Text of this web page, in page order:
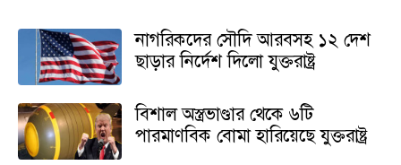
নাগরিকদের সৌদি আরবসহ ১২ দেশ
ছাড়ার নির্দেশ দিলো যুক্তরাষ্ট্র
বিশাল অস্ত্রভাণ্ডার থেকে ৬টি
পারমাণবিক বোমা হারিয়েছে যুক্তরাষ্ট্র